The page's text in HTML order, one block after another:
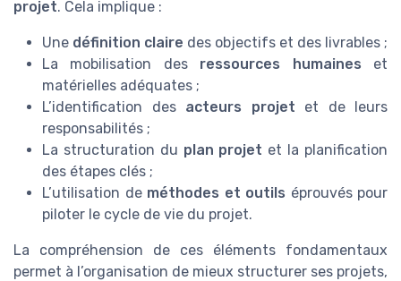
projet. Cela implique :
Une définition claire des objectifs et des livrables ;
La mobilisation des ressources humaines et
matérielles adéquates ;
L’identification des acteurs projet et de leurs
responsabilités ;
La structuration du plan projet et la planification
des étapes clés ;
L’utilisation de méthodes et outils éprouvés pour
piloter le cycle de vie du projet.
La compréhension de ces éléments fondamentaux
permet à l’organisation de mieux structurer ses projets,